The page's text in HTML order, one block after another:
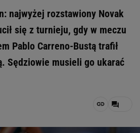
najwyżej rozstawiony Novak
się z turnieju, gdy w meczu
Pablo Carreno-Bustą trafił
Sędziowie musieli go ukarać